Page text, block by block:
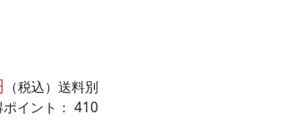
（税込）送料別
ポイント： 410